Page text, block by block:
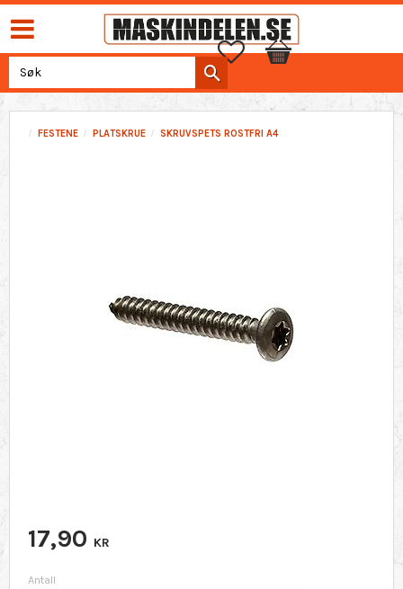
Favoritter
Handlekurv
FESTENE PLATSKRUE SKRUVSPETS ROSTFRI A4
17,90 KR
Antall